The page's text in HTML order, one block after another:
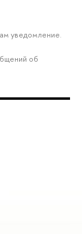
уведомление.
о